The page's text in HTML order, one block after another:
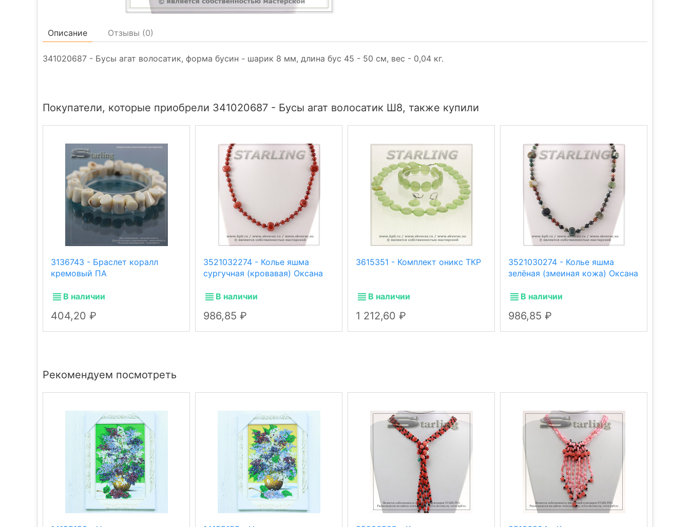
Описание Отзывы (0)
341020687 - Бусы агат волосатик, форма бусин - шарик 8 мм, длина бус 45 - 50 см, вес - 0,04 кг.
Покупатели, которые приобрели 341020687 - Бусы агат волосатик Ш8, также купили
3136743 - Браслет коралл
кремовый ПА
В наличии
404,20
3521032274 - Колье яшма
сургучная (кровавая) Оксана
В наличии
986,85
3615351 - Комплект оникс ТКР
В наличии
1 212,60
3521030274 - Колье яшма
зелёная (змеиная кожа) Оксана
В наличии
986,85
Рекомендуем посмотреть